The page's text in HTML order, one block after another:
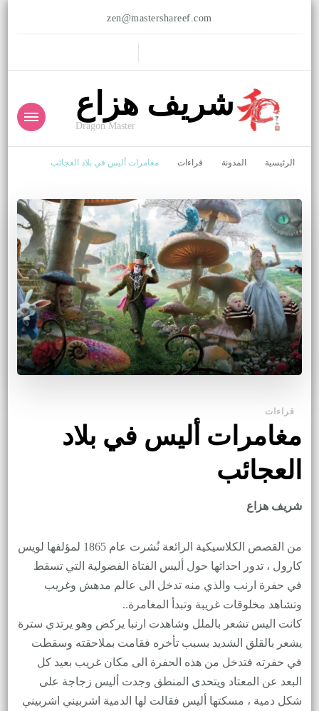
zen@mastershareef.com
شريف هزاع
Dragon Master
الرئيسية المدونة قراءات مغامرات أليس في بلاد العجائب
قراءات
مغامرات أليس في بلاد
العجائب
شريف هزاع
من القصص الكلاسيكية الرائعة نُشرت عام 1865 لمؤلفها لويس
كارول ، تدور احداثها حول أليس الفتاة الفضولية التي تسقط
في حفرة ارنب والذي منه تدخل الى عالم مدهش وغريب
وتشاهد مخلوقات غريبة وتبدأ المغامرة..
كانت اليس تشعر بالملل وشاهدت ارنبا يركض وهو يرتدي سترة
يشعر بالقلق الشديد بسبب تأخره فقامت بملاحقته وسقطت
في حفرته فتدخل من هذه الحفرة الى مكان غريب بعيد كل
البعد عن المعتاد ويتحدى المنطق وجدت أليس زجاجة على
شكل دمية ، مسكتها أليس فقالت لها الدمية اشربيني اشربيني